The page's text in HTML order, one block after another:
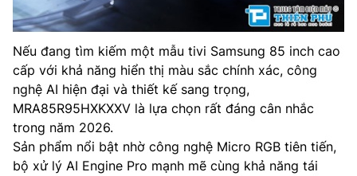
Nếu đang tìm kiếm một mẫu tivi Samsung 85 inch cao
cấp với khả năng hiển thị màu sắc chính xác, công
nghệ AI hiện đại và thiết kế sang trọng,
MRA85R95HXKXXV là lựa chọn rất đáng cân nhắc
trong năm 2026.
Sản phẩm nổi bật nhờ công nghệ Micro RGB tiên tiến,
bộ xử lý AI Engine Pro mạnh mẽ cùng khả năng tái